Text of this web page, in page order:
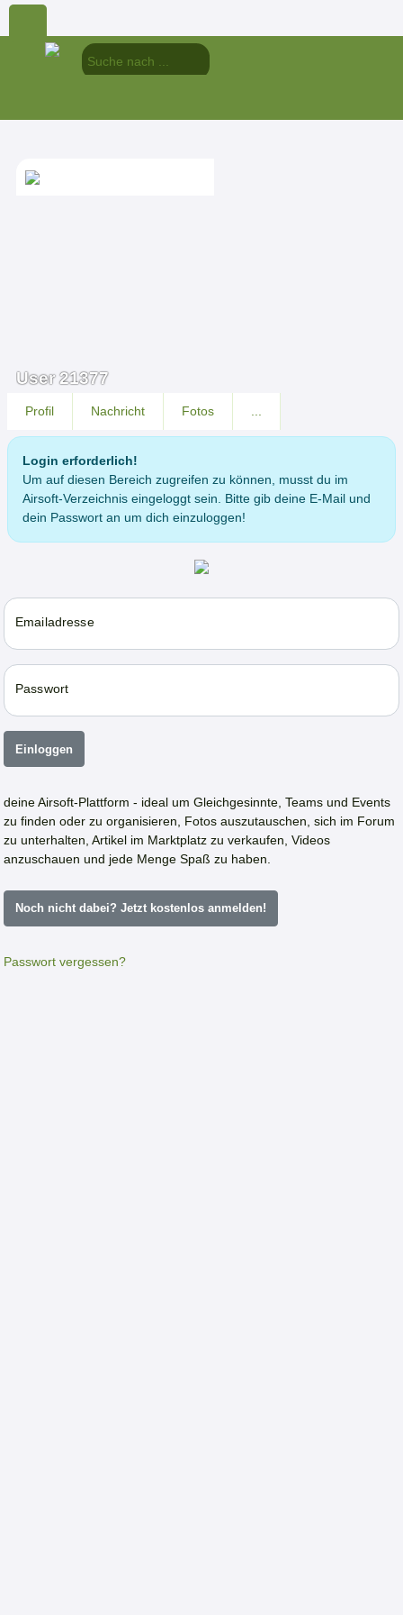
User 21377
Profil Nachricht Fotos
Login erforderlich!
Um auf diesen Bereich zugreifen zu können, musst du im
Airsoft-Verzeichnis eingeloggt sein. Bitte gib deine E-Mail und
dein Passwort an um dich einzuloggen!
Emailadresse
Passwort
Einloggen
deine Airsoft-Plattform - ideal um Gleichgesinnte, Teams und Events
zu finden oder zu organisieren, Fotos auszutauschen, sich im Forum
zu unterhalten, Artikel im Marktplatz zu verkaufen, Videos
anzuschauen und jede Menge Spaß zu haben.
Noch nicht dabei? Jetzt kostenlos anmelden!
Passwort vergessen?